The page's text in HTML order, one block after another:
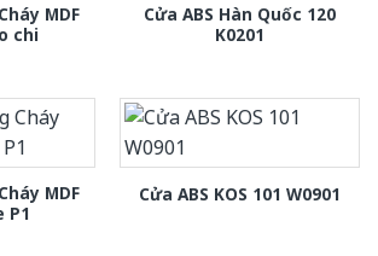
MDF
chi
Cửa ABS Hàn Quốc 120
K0201
MDF
P1
Cửa ABS KOS 101 W0901